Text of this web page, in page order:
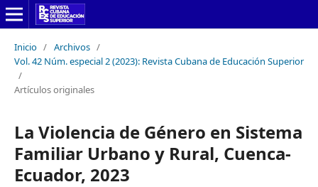
Inicio / Archivos /
Vol. 42 Núm. especial 2 (2023): Revista Cubana de Educación Superior
/
Artículos originales
La Violencia de Género en Sistema
Familiar Urbano y Rural, Cuenca-
Ecuador, 2023